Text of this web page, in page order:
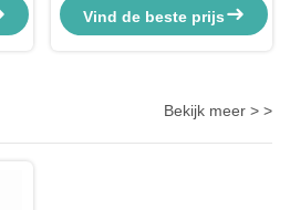
Vind de beste prijs
Bekijk meer > >